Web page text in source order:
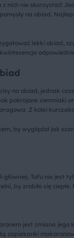
nich nie skorzystać!
na obiad.
lekki obiad,
na obiad, jednak
pokrojone ziemniaki
Z kolei
by wyglądał jak
Tofu nie jest
by zrobiło się
jest zmiana jego
zapiekanki